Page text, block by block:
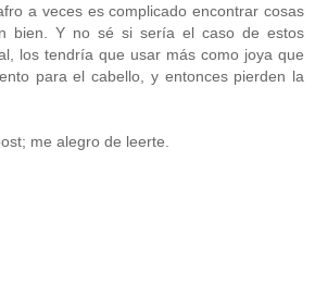
a veces es complicado encontrar cosas
bien. Y no sé si sería el caso de estos
los tendría que usar más como joya que
para el cabello, y entonces pierden la
me alegro de leerte.